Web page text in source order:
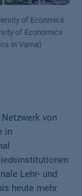
of Econmics
of Economics
in Varna)
von
in
Lehr- und
heute mehr